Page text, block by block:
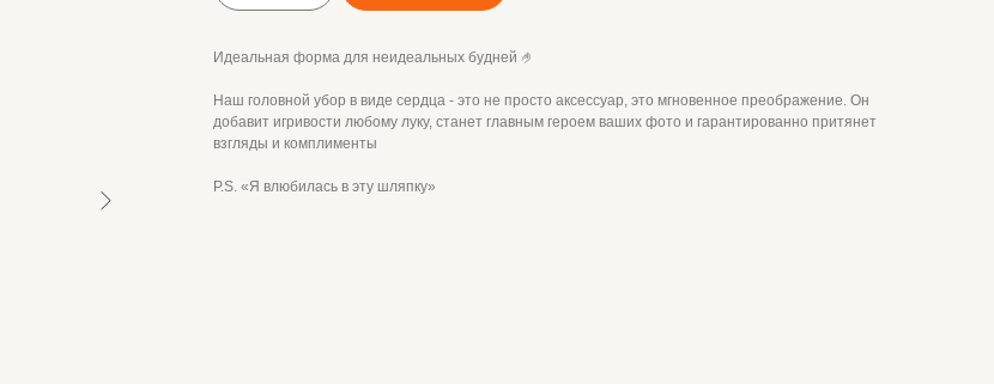
Идеальная форма для неидеальных будней 🤌
Наш головной убор в виде сердца - это не просто аксессуар, это мгновенное преображение. Он
добавит игривости любому луку, станет главным героем ваших фото и гарантированно притянет
взгляды и комплименты
P.S. «Я влюбилась в эту шляпку»